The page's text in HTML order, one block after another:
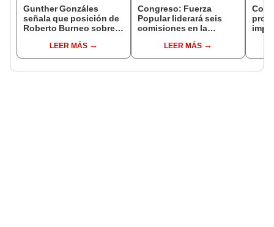
Gunther Gonzáles
señala que posición de
Roberto Burneo sobre
Aliaga no representan al
JNE
LEER MÁS
Congreso: Fuerza
Popular liderará seis
comisiones en la
LEER MÁS